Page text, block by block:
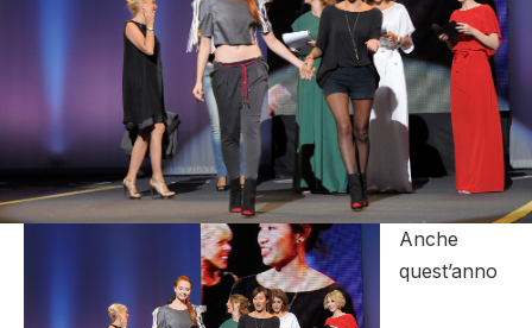
Anche
quest’anno